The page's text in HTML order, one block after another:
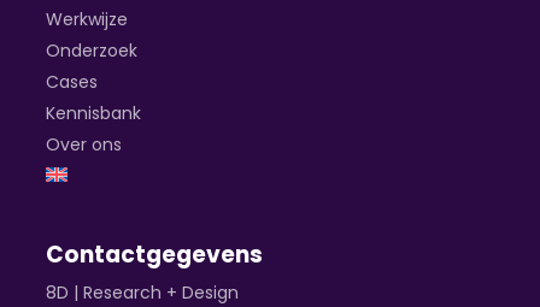
Werkwijze
Onderzoek
Cases
Kennisbank
Over ons
Contactgegevens
8D | Research + Design